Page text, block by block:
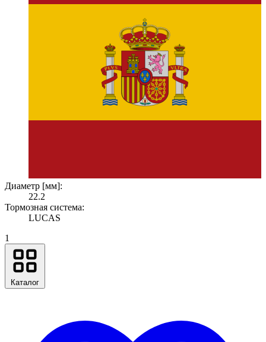
Диаметр [мм]:
22.2
Тормозная система:
LUCAS
1
Каталог